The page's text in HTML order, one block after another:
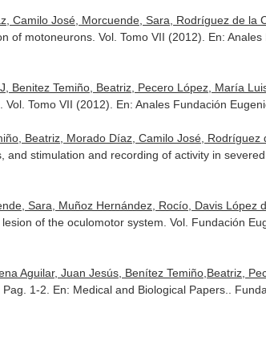
Camilo José, Morcuende, Sara, Rodríguez de la
of motoneurons. Vol. Tomo VII (2012). En:
Benitez Temiño, Beatriz, Pecero López, María
Tomo VII (2012). En: Anales Fundación
Beatriz, Morado Díaz, Camilo José, Rodríguez
stimulation and recording of activity in
Sara, Muñoz Hernández, Rocío, Davis López
of the oculomotor system. Vol. Fundación
Aguilar, Juan Jesús, Benítez Temiño,Beatriz,
1-2. En: Medical and Biological Papers.
.